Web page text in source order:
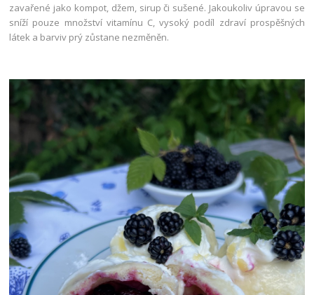
zavařené jako kompot, džem, sirup či sušené. Jakoukoliv úpravou se
sníží pouze množství vitamínu C, vysoký podíl zdraví prospěšných
látek a barviv prý zůstane nezměněn.